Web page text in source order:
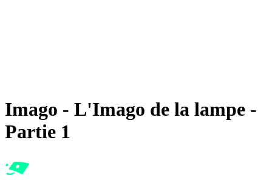
Imago - L'Imago de la lampe -
Partie 1